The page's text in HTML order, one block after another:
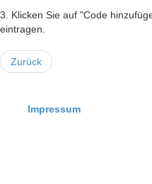
3. Klicken Sie auf "Code
eintragen.
Zurück
Impressum